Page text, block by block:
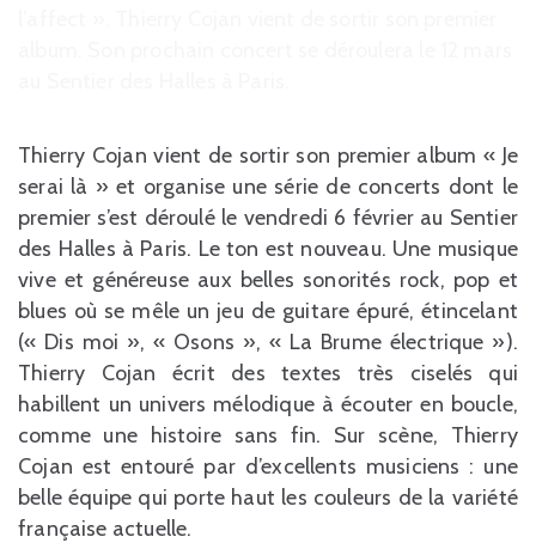
Thierry Cojan vient de sortir son premier album « Je
serai là » et organise une série de concerts dont le
premier s’est déroulé le vendredi 6 février au Sentier
des Halles à Paris. Le ton est nouveau. Une musique
vive et généreuse aux belles sonorités rock, pop et
blues où se mêle un jeu de guitare épuré, étincelant
(« Dis moi », « Osons », « La Brume électrique »).
Thierry Cojan écrit des textes très ciselés qui
habillent un univers mélodique à écouter en boucle,
comme une histoire sans fin. Sur scène, Thierry
Cojan est entouré par d’excellents musiciens : une
belle équipe qui porte haut les couleurs de la variété
française actuelle.